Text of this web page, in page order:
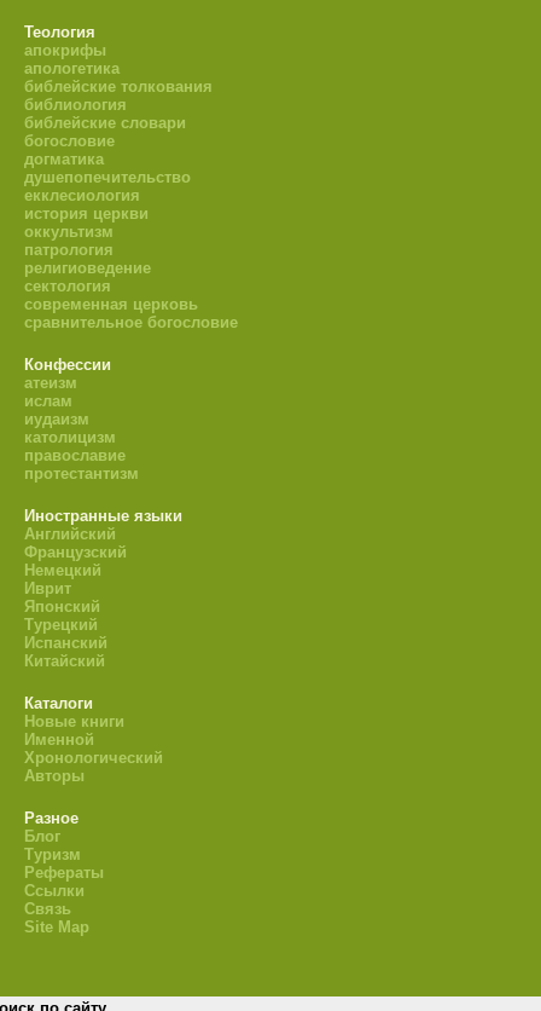
Теология
апокрифы
апологетика
библейские толкования
библиология
библейские словари
богословие
догматика
душепопечительство
екклесиология
история церкви
оккультизм
патрология
религиоведение
сектология
современная церковь
сравнительное богословие
Конфессии
атеизм
ислам
иудаизм
католицизм
православие
протестантизм
Иностранные языки
Английский
Французский
Немецкий
Иврит
Японский
Турецкий
Испанский
Китайский
Каталоги
Новые книги
Именной
Хронологический
Авторы
Разное
Блог
Туризм
Рефераты
Ссылки
Связь
Site Map